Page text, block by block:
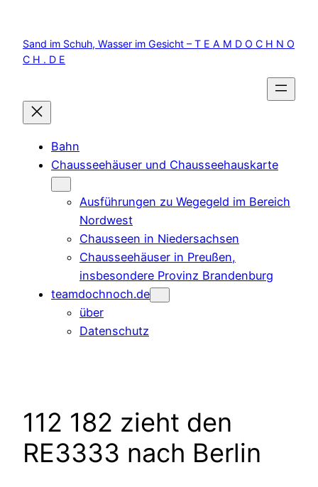
springen
Sand im Schuh, Wasser im Gesicht – T E A M D O C H N O
C H . D E
Bahn
Chausseehäuser und Chausseehauskarte
Ausführungen zu Wegegeld im Bereich
Nordwest
Chausseen in Niedersachsen
Chausseehäuser in Preußen,
insbesondere Provinz Brandenburg
teamdochnoch.de
über
Datenschutz
112 182 zieht den
RE3333 nach Berlin